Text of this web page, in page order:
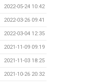
2022-05-24 10:42
2022-03-26 09:41
2022-03-04 12:35
2021-11-09 09:19
2021-11-03 18:25
2021-10-26 20:32